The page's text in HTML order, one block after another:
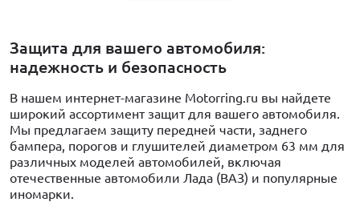
Защита для вашего автомобиля:
надежность и безопасность
В нашем интернет-магазине Motorring.ru вы найдете
широкий ассортимент защит для вашего автомобиля.
Мы предлагаем защиту передней части, заднего
бампера, порогов и глушителей диаметром 63 мм для
различных моделей автомобилей, включая
отечественные автомобили Лада (ВАЗ) и популярные
иномарки.